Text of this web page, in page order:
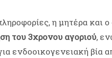
η μητέρα και
του 3χρονου αγοριού,
ενδοοικογενειακή βία